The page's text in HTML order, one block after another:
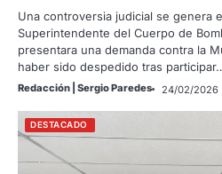
Una controversia judicial se genera
Superintendente del Cuerpo de
presentara una demanda contra la
haber sido despedido tras
Redacción | Sergio Paredes 24/02/2026
DESTACADO